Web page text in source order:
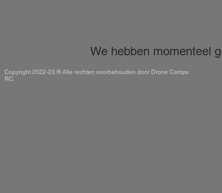
We hebben momenteel
Copyright 2022-23 ® Alle rechten voorbehouden door Drone Camps
RC.